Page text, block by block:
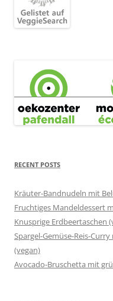
RECENT POSTS
Kräuter-Bandnudeln mit
Fruchtiges Mandeldessert
Knusprige Erdbeertaschen
Spargel-Gemüse-Reis-
(vegan)
Avocado-Bruschetta mit